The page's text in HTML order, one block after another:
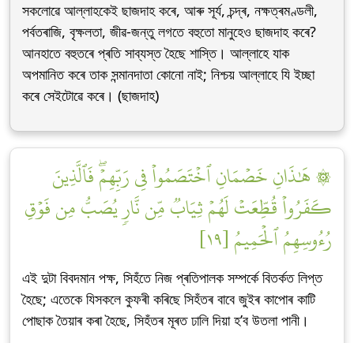
সকলোৱে আল্লাহকেই ছাজদাহ কৰে, আৰু সূৰ্য, চন্দ্ৰ, নক্ষত্ৰমণ্ডলী,
পৰ্বতৰাজি, বৃক্ষলতা, জীৱ-জন্তু লগতে বহুতো মানুহেও ছাজদাহ কৰে?
আনহাতে বহুতৰে প্ৰতি সাব্যস্ত হৈছে শাস্তি। আল্লাহে যাক
অপমানিত কৰে তাক সন্মানদাতা কোনো নাই; নিশ্চয় আল্লাহে যি ইচ্ছা
কৰে সেইটোৱে কৰে। (ছাজদাহ)
۞ هَٰذَانِ خَصۡمَانِ ٱخۡتَصَمُواْ فِي رَبِّهِمۡۖ فَٱلَّذِينَ
كَفَرُواْ قُطِّعَتۡ لَهُمۡ ثِيَابٞ مِّن نَّارٖ يُصَبُّ مِن فَوۡقِ
رُءُوسِهِمُ ٱلۡحَمِيمُ [١٩]
এই দুটা বিবদমান পক্ষ, সিহঁতে নিজ প্ৰতিপালক সম্পৰ্কে বিতৰ্কত লিপ্ত
হৈছে; এতেকে যিসকলে কুফৰী কৰিছে সিহঁতৰ বাবে জুইৰ কাপোৰ কাটি
পোছাক তৈয়াৰ কৰা হৈছে, সিহঁতৰ মূৰত ঢালি দিয়া হ’ব উতলা পানী।